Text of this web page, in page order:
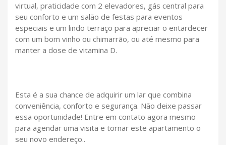
virtual, praticidade com 2 elevadores, gás central para
seu conforto e um salão de festas para eventos
especiais e um lindo terraço para apreciar o entardecer
com um bom vinho ou chimarrão, ou até mesmo para
manter a dose de vitamina D.
Esta é a sua chance de adquirir um lar que combina
conveniência, conforto e segurança. Não deixe passar
essa oportunidade! Entre em contato agora mesmo
para agendar uma visita e tornar este apartamento o
seu novo endereço..